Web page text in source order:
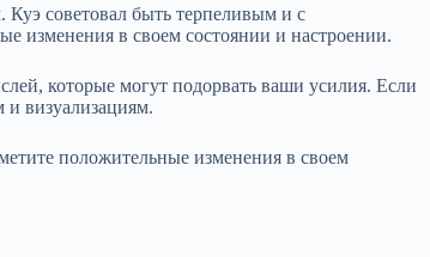
Куэ советовал быть терпеливым и с
изменения в своем состоянии и настроении.
которые могут подорвать ваши усилия. Если
и визуализациям.
положительные изменения в своем